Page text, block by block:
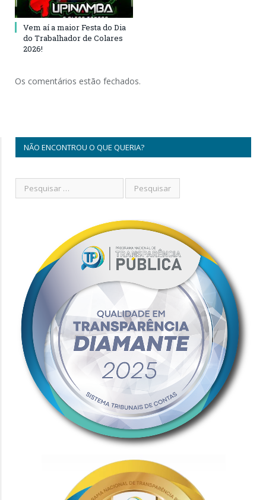
Vem aí a maior Festa do Dia
do Trabalhador de Colares
2026!
Os comentários estão fechados.
NÃO ENCONTROU O QUE QUERIA?